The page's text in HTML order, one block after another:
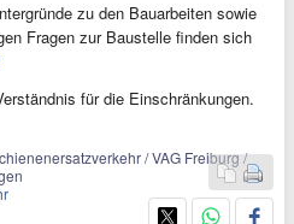
zu den Bauarbeiten sowie
Fragen zur Baustelle finden sich
für die Einschränkungen.
/ VAG Freiburg /